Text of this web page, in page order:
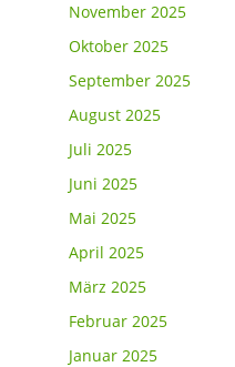
November 2025
Oktober 2025
September 2025
August 2025
Juli 2025
Juni 2025
Mai 2025
April 2025
März 2025
Februar 2025
Januar 2025